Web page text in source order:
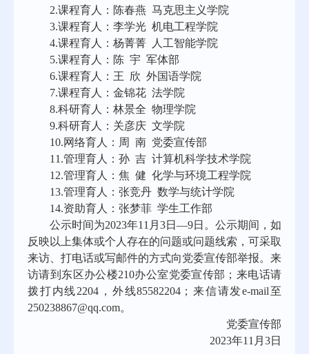
2.课程育人：陈春燕 马克思主义学院
3.课程育人：李学光 机电工程学院
4.课程育人：杨菁菁 人工智能学院
5.课程育人：陈 宇 军体部
6.课程育人：王 欣 外国语学院
7.课程育人：金锦花 法学院
8.科研育人：林景全 物理学院
9.科研育人：关彦庆 文学院
10.网络育人：周 南 党委宣传部
11.管理育人：孙 吉 计算机科学技术学院
12.管理育人：焦 健 化学与环境工程学院
13.管理育人：张竞丹 数学与统计学院
14.资助育人：张梦菲 学生工作部
公示时间为2023年11月3日—9日。公示期间，如
反映以上集体或个人存在的问题或问题线索，可采取
来访、打电话或写邮件的方式向党委宣传部举报。来
访请到东区办公楼210办公室党委宣传部；来电话请
拨打内线2204，外线85582204；来信请发e-mail至
250238867@qq.com。
党委宣传部
2023年11月3日